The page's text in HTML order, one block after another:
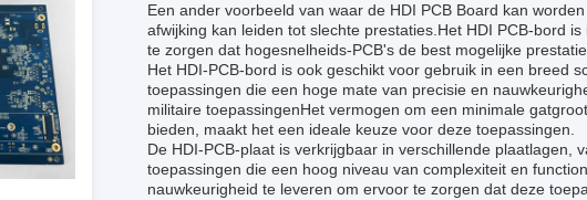
Een ander voorbeeld van waar de HDI PCB Board kan
afwijking kan leiden tot slechte prestaties.Het HDI PCB-bord
te zorgen dat hogesnelheids-PCB's de best mogelijke
Het HDI-PCB-bord is ook geschikt voor gebruik in een breed
toepassingen die een hoge mate van precisie en
militaire toepassingenHet vermogen om een minimale
bieden, maakt het een ideale keuze voor deze toepassingen.
De HDI-PCB-plaat is verkrijgbaar in verschillende
toepassingen die een hoog niveau van complexiteit en
nauwkeurigheid te leveren om ervoor te zorgen dat deze